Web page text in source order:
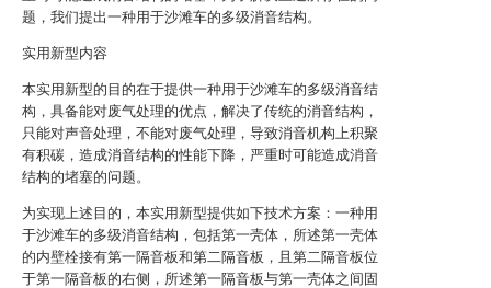
题，我们提出一种用于沙滩车的多级消音结构。
实用新型内容
本实用新型的目的在于提供一种用于沙滩车的多级消音结
构，具备能对废气处理的优点，解决了传统的消音结构，
只能对声音处理，不能对废气处理，导致消音机构上积聚
有积碳，造成消音结构的性能下降，严重时可能造成消音
结构的堵塞的问题。
为实现上述目的，本实用新型提供如下技术方案：一种用
于沙滩车的多级消音结构，包括第一壳体，所述第一壳体
的内壁栓接有第一隔音板和第二隔音板，且第二隔音板位
于第一隔音板的右侧，所述第一隔音板与第一壳体之间固